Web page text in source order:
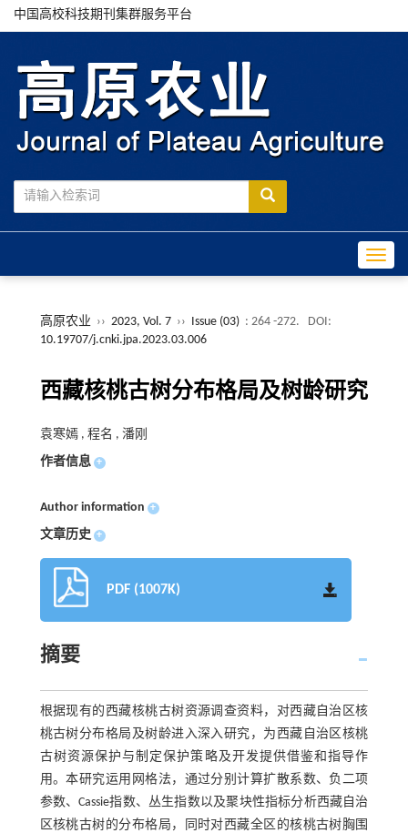
中国高校科技期刊集群服务平台
高原农业 ›› 2023, Vol. 7 ›› Issue (03) : 264 -272.
DOI:
10.19707/j.cnki.jpa.2023.03.006
西藏核桃古树分布格局及树龄研究
袁寒嫣 , 程名 , 潘刚
作者信息 +
Author information +
文章历史 +
PDF (1007K)
摘要
根据现有的西藏核桃古树资源调查资料，对西藏自治区核
桃古树分布格局及树龄进入深入研究，为西藏自治区核桃
古树资源保护与制定保护策略及开发提供借鉴和指导作
用。本研究运用网格法，通过分别计算扩散系数、负二项
参数、Cassie指数、丛生指数以及聚块性指标分析西藏自治
区核桃古树的分布格局，同时对西藏全区的核桃古树胸围